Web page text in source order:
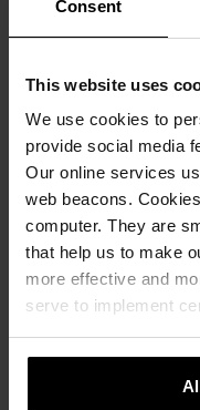
Consent
This website uses
We use cookies to
provide social media
Our online services
web beacons.
computer. They are
that help us to make
more effective and
serve to implement